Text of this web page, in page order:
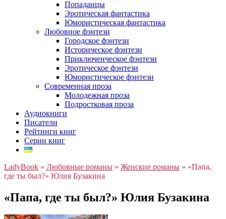
Попаданцы
Эротическая фантастика
Юмористическая фантастика
Любовное фэнтези
Городское фэнтези
Историческое фэнтези
Приключенческое фэнтези
Эротическое фэнтези
Юмористическое фэнтези
Современная проза
Молодежная проза
Подростковая проза
Аудиокниги
Писатели
Рейтинги книг
Серии книг
LadyBook » Любовные романы » Женские романы » «Папа,
где ты был?» Юлия Бузакина
«Папа, где ты был?» Юлия Бузакина